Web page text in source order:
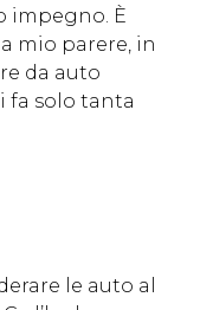
impegno. È
mio parere, in
da auto
fa solo tanta
le auto al